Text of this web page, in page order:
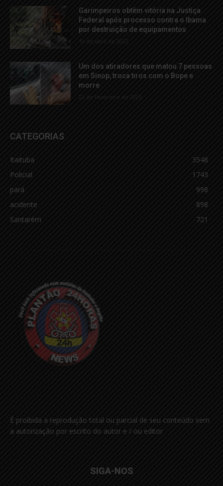
Garimpeiros obtêm vitória na Justiça
Federal após processo contra o Ibama
por destruição de equipamentos
19 de abril de 2023
Um dos atiradores que matou 7 pessoas
em Sinop, troca tiros com o Bope e
morre
22 de fevereiro de 2023
CATEGORIAS
Itaituba
3548
Policial
1743
pará
998
acidente
898
Santarém
721
É proibida a reprodução total ou parcial de seu conteúdo sem
a autorização por escrito do autor e / ou editor
SIGA-NOS